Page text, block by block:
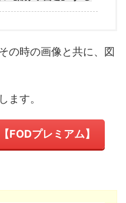
の時の画像と共に、図
ます。
FODプレミアム】